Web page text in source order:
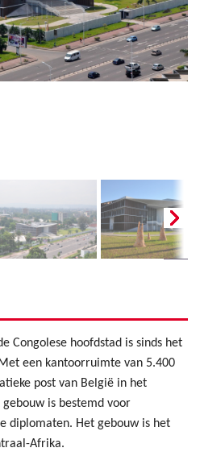
Congolese hoofdstad is sinds het
een kantoorruimte van 5.400
post van België in het
is bestemd voor
diplomaten. Het gebouw is het
Afrika.